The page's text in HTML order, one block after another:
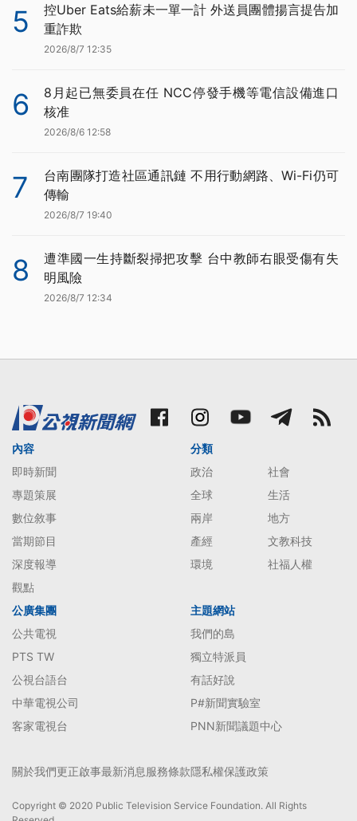
5
控Uber Eats給薪未一單一計 外送員團體揚言提告加
重詐欺
2026/8/7 12:35
6
8月起已無委員在任 NCC停發手機等電信設備進口
核准
2026/8/6 12:58
7
台南團隊打造社區通訊鏈 不用行動網路、Wi-Fi仍可
傳輸
2026/8/7 19:40
8
遭準國一生持斷裂掃把攻擊 台中教師右眼受傷有失
明風險
2026/8/7 12:34
內容
即時新聞
專題策展
數位敘事
當期節目
深度報導
觀點
分類
政治
社會
全球
生活
兩岸
地方
產經
文教科技
環境
社福人權
公廣集團
公共電視
PTS TW
公視台語台
中華電視公司
客家電視台
主題網站
我們的島
獨立特派員
有話好說
P#新聞實驗室
PNN新聞議題中心
關於我們更正啟事最新消息服務條款隱私權保護政策
Copyright © 2020 Public Television Service Foundation. All Rights